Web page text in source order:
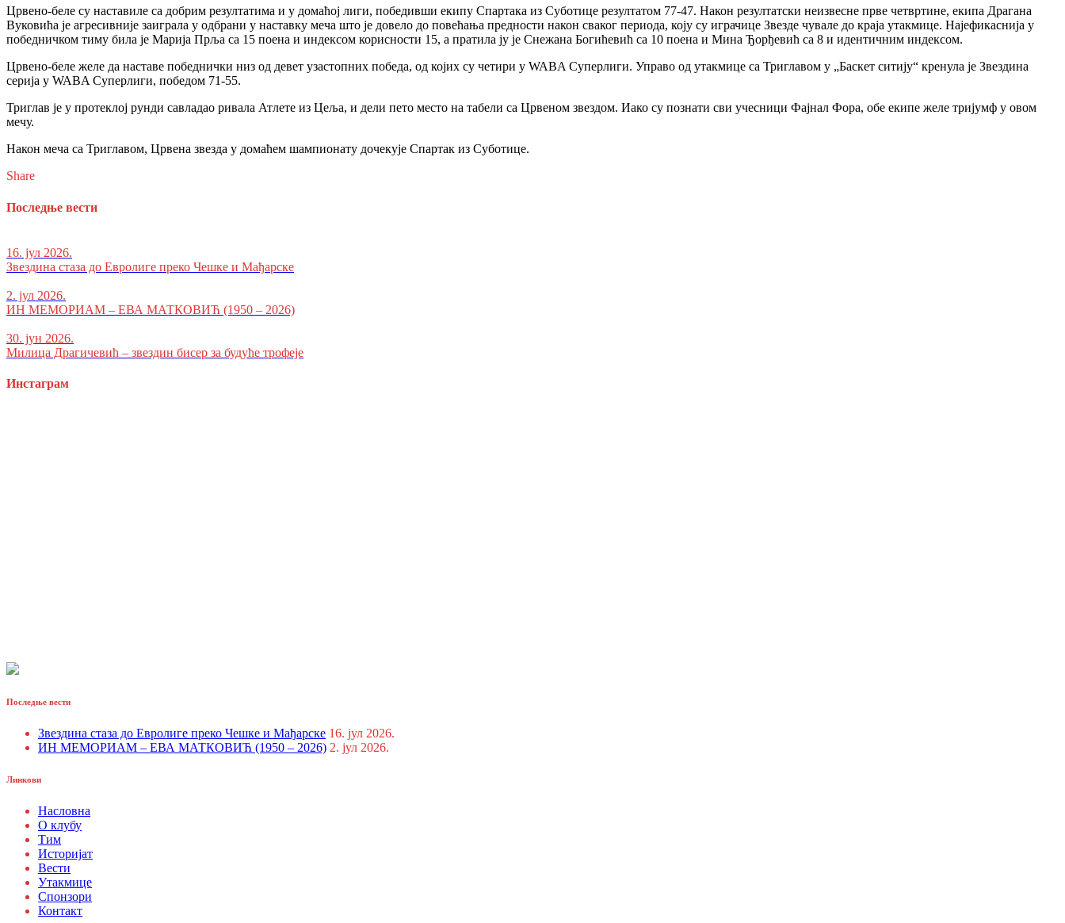
Црвено-беле су наставиле са добрим резултатима и у домаћој лиги, победивши екипу Спартака из Суботице резултатом 77-47. Након резултатски неизвесне прве четвртине, екипа Драгана
Вуковића је агресивније заиграла у одбрани у наставку меча што је довело до повећања предности након сваког периода, коју су играчице Звезде чувале до краја утакмице. Најефикаснија у
победничком тиму била је Марија Прља са 15 поена и индексом корисности 15, а пратила ју је Снежана Богићевић са 10 поена и Мина Ђорђевић са 8 и идентичним индексом.
Црвено-беле желе да наставе победнички низ од девет узастопних победа, од којих су четири у WABA Суперлиги. Управо од утакмице са Триглавом у „Баскет ситију“ кренула је Звездина
серија у WABA Суперлиги, победом 71-55.
Триглав је у протеклој рунди савладао ривала Атлете из Цеља, и дели пето место на табели са Црвеном звездом. Иако су познати сви учесници Фајнал Фора, обе екипе желе тријумф у овом
мечу.
Након меча са Триглавом, Црвена звезда у домаћем шампионату дочекује Спартак из Суботице.
Share
Последње вести
16. јул 2026.
Звездина стаза до Евролиге преко Чешке и Мађарске
2. јул 2026.
ИН МЕМОРИАМ – ЕВА МАТКОВИЋ (1950 – 2026)
30. јун 2026.
Милица Драгичевић – звездин бисер за будуће трофеје
Инстаграм
Последње вести
Звездина стаза до Евролиге преко Чешке и Мађарске 16. јул 2026.
ИН МЕМОРИАМ – ЕВА МАТКОВИЋ (1950 – 2026) 2. јул 2026.
Линкови
Насловна
О клубу
Тим
Историјат
Вести
Утакмице
Спонзори
Контакт